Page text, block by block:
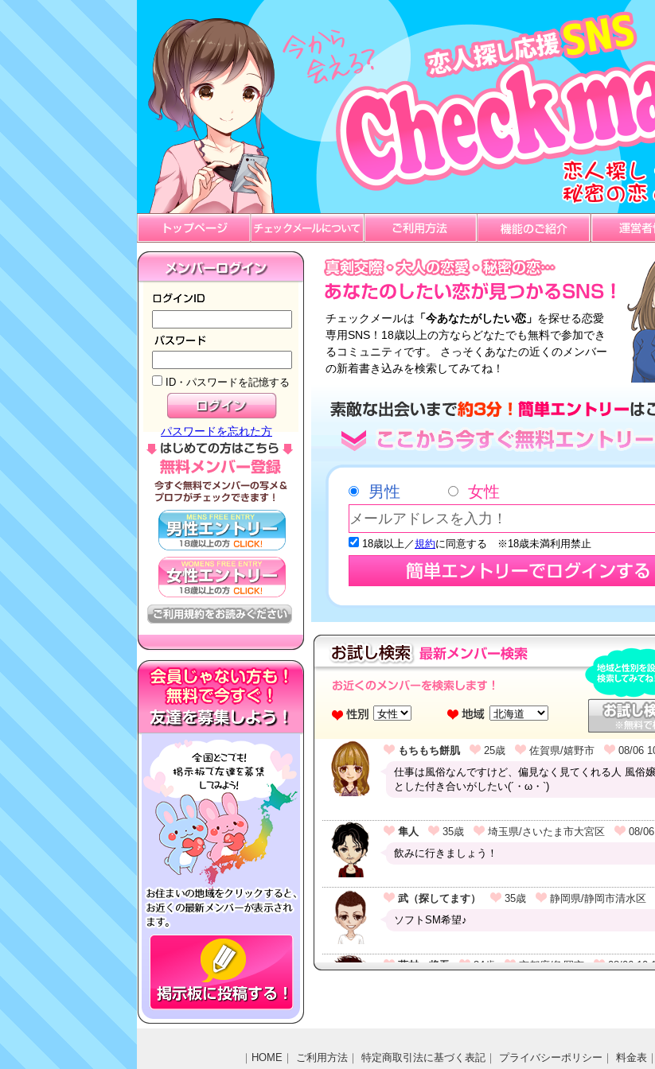
ID・パスワードを記憶する
パスワードを忘れた方
チェックメールは 「今あなたがしたい恋」 を探せる恋愛
専用SNS！18歳以上の方ならどなたでも無料で参加でき
るコミュニティです。 さっそくあなたの近くのメンバー
の新着書き込みを検索してみてね！
｜ HOME ｜ ご利用方法｜ 特定商取引法に基づく表記｜ プライバシーポリシー ｜ 料金表｜